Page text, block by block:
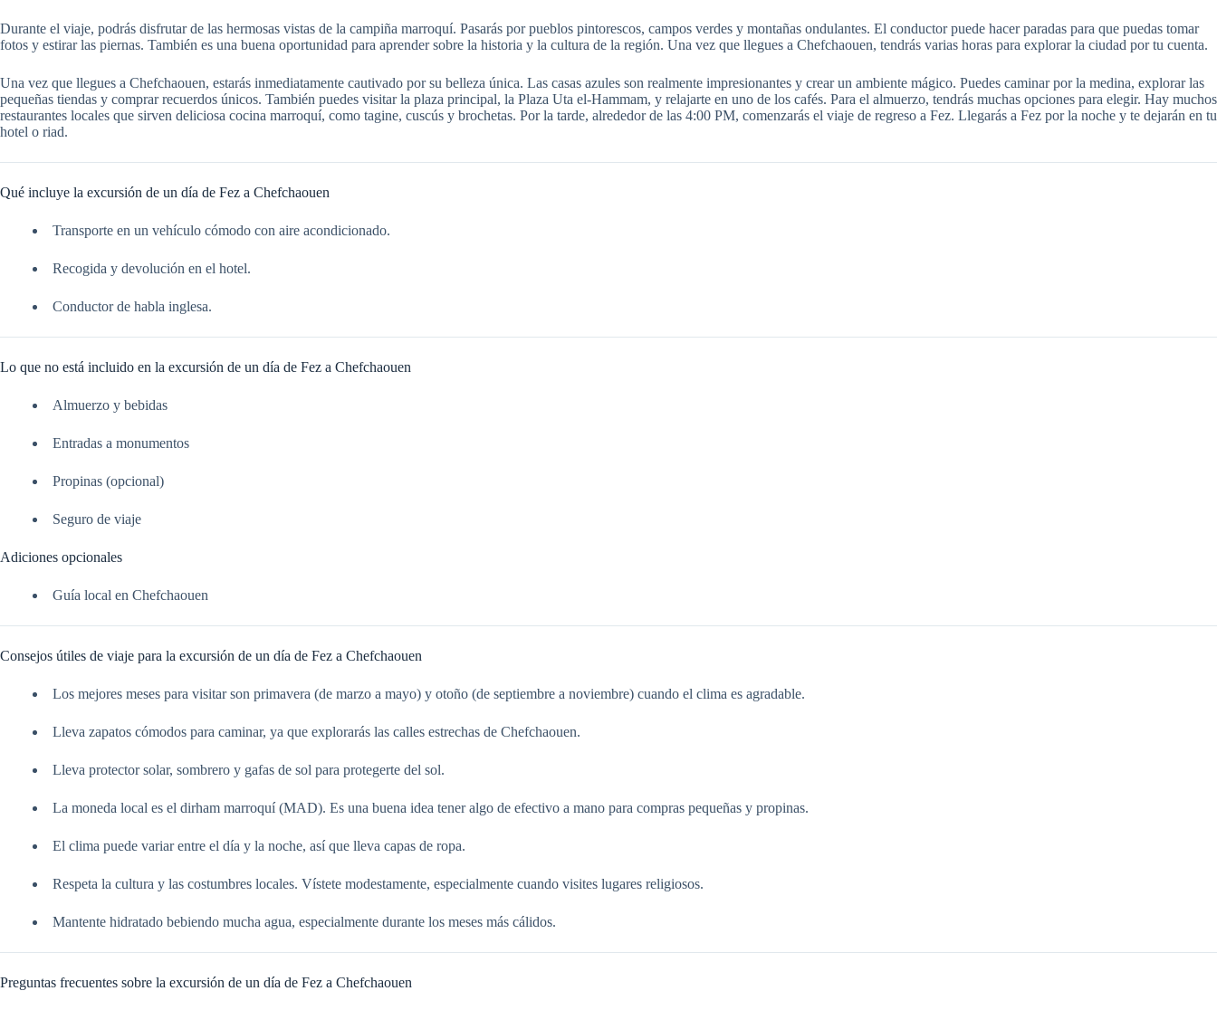
Durante el viaje, podrás disfrutar de las hermosas vistas de la campiña marroquí. Pasarás por pueblos pintorescos, campos verdes y montañas ondulantes. El conductor puede hacer paradas para que puedas tomar
fotos y estirar las piernas. También es una buena oportunidad para aprender sobre la historia y la cultura de la región. Una vez que llegues a Chefchaouen, tendrás varias horas para explorar la ciudad por tu cuenta.
Una vez que llegues a Chefchaouen, estarás inmediatamente cautivado por su belleza única. Las casas azules son realmente impresionantes y crear un ambiente mágico. Puedes caminar por la medina, explorar las
pequeñas tiendas y comprar recuerdos únicos. También puedes visitar la plaza principal, la Plaza Uta el-Hammam, y relajarte en uno de los cafés. Para el almuerzo, tendrás muchas opciones para elegir. Hay muchos
restaurantes locales que sirven deliciosa cocina marroquí, como tagine, cuscús y brochetas. Por la tarde, alrededor de las 4:00 PM, comenzarás el viaje de regreso a Fez. Llegarás a Fez por la noche y te dejarán en tu
hotel o riad.
Qué incluye la excursión de un día de Fez a Chefchaouen
Transporte en un vehículo cómodo con aire acondicionado.
Recogida y devolución en el hotel.
Conductor de habla inglesa.
Lo que no está incluido en la excursión de un día de Fez a Chefchaouen
Almuerzo y bebidas
Entradas a monumentos
Propinas (opcional)
Seguro de viaje
Adiciones opcionales
Guía local en Chefchaouen
Consejos útiles de viaje para la excursión de un día de Fez a Chefchaouen
Los mejores meses para visitar son primavera (de marzo a mayo) y otoño (de septiembre a noviembre) cuando el clima es agradable.
Lleva zapatos cómodos para caminar, ya que explorarás las calles estrechas de Chefchaouen.
Lleva protector solar, sombrero y gafas de sol para protegerte del sol.
La moneda local es el dirham marroquí (MAD). Es una buena idea tener algo de efectivo a mano para compras pequeñas y propinas.
El clima puede variar entre el día y la noche, así que lleva capas de ropa.
Respeta la cultura y las costumbres locales. Vístete modestamente, especialmente cuando visites lugares religiosos.
Mantente hidratado bebiendo mucha agua, especialmente durante los meses más cálidos.
Preguntas frecuentes sobre la excursión de un día de Fez a Chefchaouen